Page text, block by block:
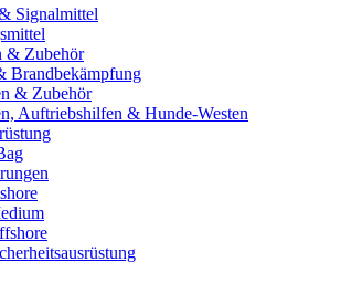
Signalmittel
& Zubehör
Brandbekämpfung
& Zubehör
Auftriebshilfen & Hunde-Westen